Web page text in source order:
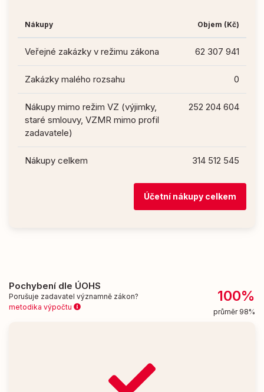
Nákupy Objem (Kč)
Veřejné zakázky v režimu zákona 62 307 941
Zakázky malého rozsahu 0
Nákupy mimo režim VZ (výjimky,
staré smlouvy, VZMR mimo profil
zadavatele)
252 204 604
Nákupy celkem 314 512 545
Účetní nákupy celkem
Pochybení dle ÚOHS
Porušuje zadavatel významně zákon?
metodika výpočtu
100%
průměr 98%